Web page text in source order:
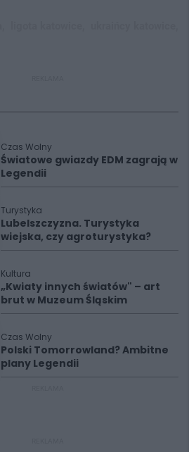
Czas Wolny
Światowe gwiazdy EDM zagrają w
Legendii
Turystyka
Lubelszczyzna. Turystyka
wiejska, czy agroturystyka?
Kultura
„Kwiaty innych światów" – art
brut w Muzeum Śląskim
Czas Wolny
Polski Tomorrowland? Ambitne
plany Legendii